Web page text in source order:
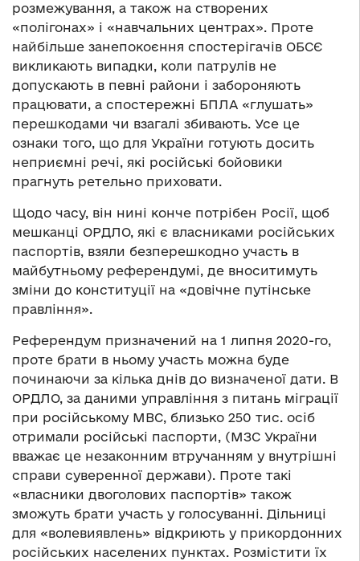
розмежування, а також на створених
«полігонах» і «навчальних центрах». Проте
найбільше занепокоєння спостерігачів ОБСЄ
викликають випадки, коли патрулів не
допускають в певні райони і забороняють
працювати, а спостережні БПЛА «глушать»
перешкодами чи взагалі збивають. Усе це
ознаки того, що для України готують досить
неприємні речі, які російські бойовики
прагнуть ретельно приховати.
Щодо часу, він нині конче потрібен Росії, щоб
мешканці ОРДЛО, які є власниками російських
паспортів, взяли безперешкодно участь в
майбутньому референдумі, де вноситимуть
зміни до конституції на «довічне путінське
правління».
Референдум призначений на 1 липня 2020-го,
проте брати в ньому участь можна буде
починаючи за кілька днів до визначеної дати. В
ОРДЛО, за даними управління з питань міграції
при російському МВС, близько 250 тис. осіб
отримали російські паспорти, (МЗС України
вважає це незаконним втручанням у внутрішні
справи суверенної держави). Проте такі
«власники двоголових паспортів» також
зможуть брати участь у голосуванні. Дільниці
для «волевиявлень» відкриють у прикордонних
російських населених пунктах. Розмістити їх